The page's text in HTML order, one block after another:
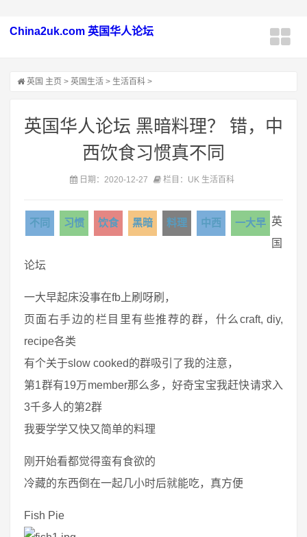
China2uk.com 英国华人论坛
英国 主页 > 英国生活 > 生活百科 >
英国华人论坛 黑暗料理？ 错，中
西饮食习惯真不同
日期：2020-12-27 栏目：UK 生活百科
不同 习惯 饮食 黑暗 料理 中西 一大早 英
国
论坛
一大早起床没事在fb上刷呀刷，
页面右手边的栏目里有些推荐的群，什么craft, diy,
recipe各类
有个关于slow cooked的群吸引了我的注意，
第1群有19万member那么多，好奇宝宝我赶快请求入
3千多人的第2群
我要学学又快又简单的料理
刚开始看都觉得蛮有食欲的
冷藏的东西倒在一起几小时后就能吃，真方便
Fish Pie